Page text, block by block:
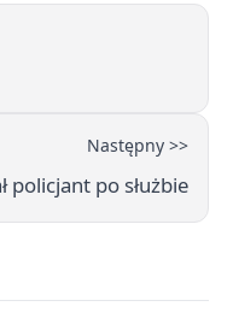
Następny >>
policjant po służbie